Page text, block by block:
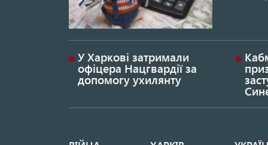
У Харкові затримали
офіцера Нацгвардії за
допомогу ухилянту